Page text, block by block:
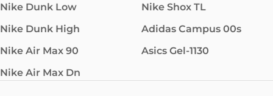
Nike Dunk Low
Nike Dunk High
Nike Air Max 90
Nike Air Max Dn
Nike Shox TL
Adidas Campus 00s
Asics Gel-1130